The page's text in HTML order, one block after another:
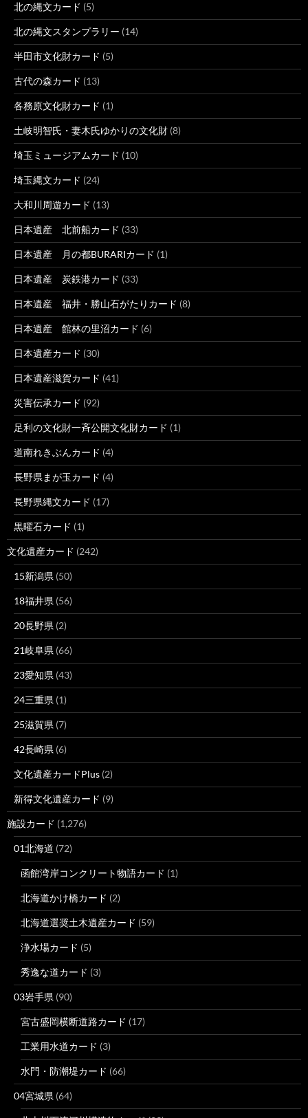
北の縄文カード (5)
北の縄文スタンプラリー (14)
半田市文化財カード (5)
古代の森カード (13)
各務原文化財カード (1)
土岐明智氏・妻木氏ゆかりの文化財 (8)
埼玉ミュージアムカード (10)
埼玉縄文カード (24)
大和川周遊カード (13)
日本遺産 北前船カード (33)
日本遺産 月の都BURARIカード (1)
日本遺産 炭鉄港カード (33)
日本遺産 福井・勝山石がたりカード (8)
日本遺産 館林の里沼カード (6)
日本遺産カード (30)
日本遺産滋賀カード (41)
災害伝承カード (92)
足利の文化財一斉公開文化財カード (1)
道南れきぶんカード (4)
長野県まが玉カード (4)
長野県縄文カード (17)
黒曜石カード (1)
文化遺産カード (242)
15新潟県 (50)
18福井県 (56)
20長野県 (2)
21岐阜県 (66)
23愛知県 (43)
24三重県 (1)
25滋賀県 (7)
42長崎県 (6)
文化遺産カードPlus (2)
新得文化遺産カード (9)
施設カード (1,276)
01北海道 (72)
函館湾岸コンクリート物語カード (1)
北海道かけ橋カード (2)
北海道選奨土木遺産カード (59)
浄水場カード (5)
秀逸な道カード (3)
03岩手県 (90)
宮古盛岡横断道路カード (17)
工業用水道カード (3)
水門・防潮堤カード (66)
04宮城県 (64)